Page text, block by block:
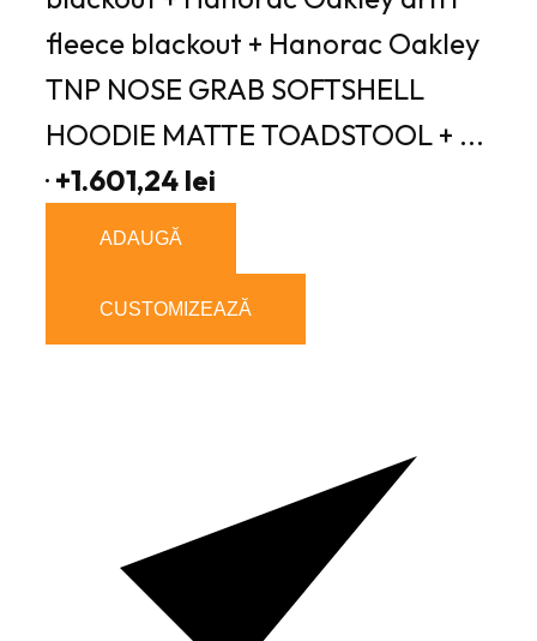
fleece blackout + Hanorac Oakley
TNP NOSE GRAB SOFTSHELL
HOODIE MATTE TOADSTOOL + ...
· +1.601,24 lei
ADAUGĂ
CUSTOMIZEAZĂ